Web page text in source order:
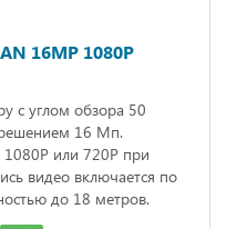
16MP 1080P
с углом обзора 50
16 Мп.
1080Р или 720Р при
видео включается по
до 18 метров.